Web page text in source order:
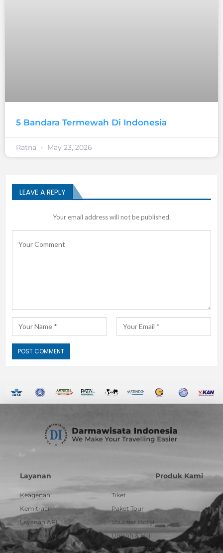
5 Bandara Termewah Di Indonesia
Ratna May 23, 2026
LEAVE A REPLY
Your email address will not be published.
Layanan
Keagenan
Kemitraan
Layanan API
Urus Dokumen
Produk Kami
Tiket
Paket Tour
Voucher Hotel
Umroh & Haji
Pulsa dan PPOB